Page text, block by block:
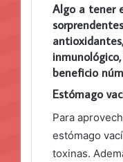
Algo a tener
beneficio
Estómago
Para
estómago
toxinas.